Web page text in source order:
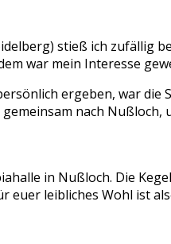
stieß ich zufällig
war mein Interesse
ergeben, war die
nach Nußloch,
in Nußloch. Die
euer leibliches Wohl ist